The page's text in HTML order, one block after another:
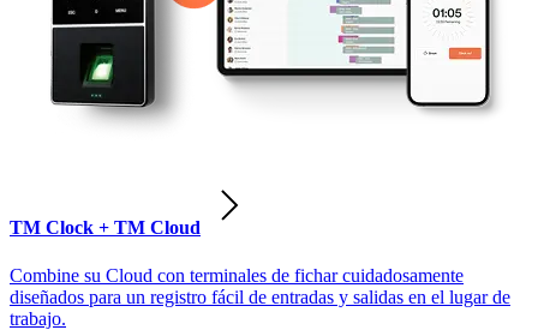
TM Clock + TM Cloud
Combine su Cloud con terminales de fichar cuidadosamente
diseñados para un registro fácil de entradas y salidas en el lugar de
trabajo.